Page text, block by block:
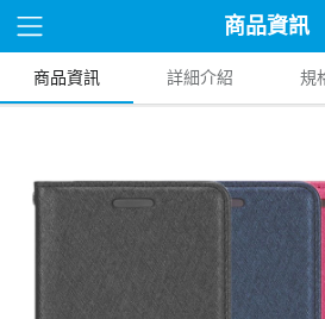
商品資訊
商品資訊 詳細介紹 規